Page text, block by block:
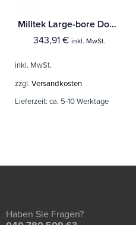
Milltek Large-bore Downpipe Audi A3 1.9 TDI 90 / 100 / 110 / 130 PS
343,91 € inkl. MwSt.
inkl. MwSt.
zzgl. Versandkosten
Lieferzeit: ca. 5-10 Werktage
Haben Sie Fragen?